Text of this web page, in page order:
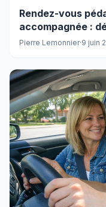
Rendez-vous
accompagnée :
Pierre Lemonnier·9 juin